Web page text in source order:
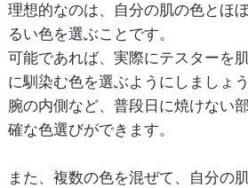
理想的なのは、自分の肌の色とほ
るい色を選ぶことです。
可能であれば、実際にテスターを
に馴染む色を選ぶようにしましょう
腕の内側など、普段日に焼けない
確な色選びができます。
また、複数の色を混ぜて、自分の